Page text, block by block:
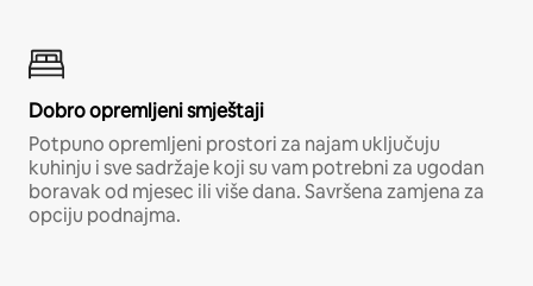
Dobro opremljeni smještaji
Potpuno opremljeni prostori za najam uključuju
kuhinju i sve sadržaje koji su vam potrebni za ugodan
boravak od mjesec ili više dana. Savršena zamjena za
opciju podnajma.